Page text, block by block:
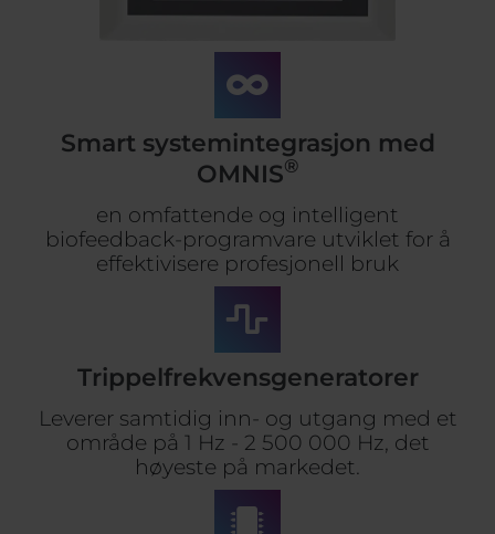
Smart systemintegrasjon med
OMNIS®
en omfattende og intelligent
biofeedback-programvare utviklet for å
effektivisere profesjonell bruk
Trippelfrekvensgeneratorer
Leverer samtidig inn- og utgang med et
område på 1 Hz - 2 500 000 Hz, det
høyeste på markedet.